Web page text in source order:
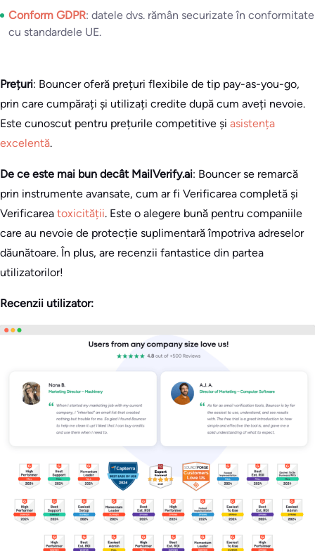
Conform GDPR: datele dvs. rămân securizate în conformitate
cu standardele UE.
Prețuri: Bouncer oferă prețuri flexibile de tip pay-as-you-go,
prin care cumpărați și utilizați credite după cum aveți nevoie.
Este cunoscut pentru prețurile competitive și asistența
excelentă.
De ce este mai bun decât MailVerify.ai: Bouncer se remarcă
prin instrumente avansate, cum ar fi Verificarea completă și
Verificarea toxicității. Este o alegere bună pentru companiile
care au nevoie de protecție suplimentară împotriva adreselor
dăunătoare. În plus, are recenzii fantastice din partea
utilizatorilor!
Recenzii utilizator: